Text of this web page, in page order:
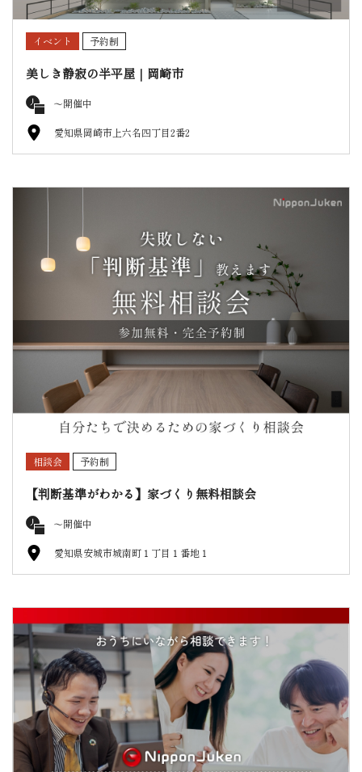
イベント 予約制
美しき静寂の半平屋｜岡崎市
〜開催中
愛知県岡崎市上六名四丁目2番2
相談会 予約制
【判断基準がわかる】家づくり無料相談会
〜開催中
愛知県安城市城南町１丁目１番地１